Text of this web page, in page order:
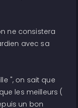
ne consistera
avec sa
", on sait que
les meilleurs (
un bon